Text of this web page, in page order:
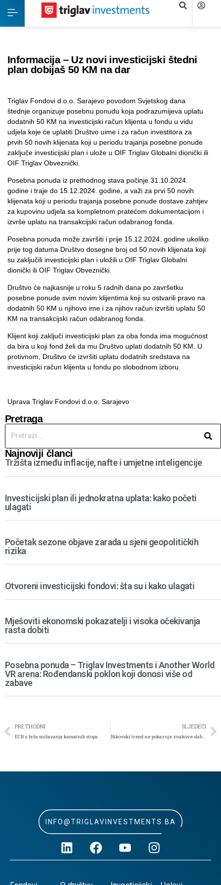
Informacija – Uz novi investicijski štedni
plan dobijaš 50 KM na dar
Triglav Fondovi d.o.o. Sarajevo povodom Svjetskog dana
štednje organizuje posebnu ponudu koja podrazumijeva uplatu
dodatnih 50 KM na investicijski račun klijenta u fondu u vidu
udjela koje će uplatiti Društvo uime i za račun investitora za
prvih 50 novih klijenata koji u periodu trajanja posebne ponude
zaključe investicijski plan i ulože u OIF Triglav Globalni dionički ili
OIF Triglav Obveznički.
Posebna ponuda iz prethodnog stava počinje 31.10.2024.
godine i traje do 15.12.2024. godine, a važi za prvi 50 novih
klijenata koji u periodu trajanja posebne ponude dostave zahtjev
za kupovinu udjela sa kompletnom pratećom dokumentacijom i
izvrše uplatu na transakcijski račun odabranog fonda.
Posebna ponuda može završiti i prije 15.12.2024. godine ukoliko
prije tog datuma Društvo dosegne broj od 50 novih klijenata koji
su zaključili investicijski plan i uložili u OIF Triglav Globalni
dionički ili OIF Triglav Obveznički.
Društvo će najkasnije u roku 5 radnih dana po završetku
posebne ponude svim novim klijentima koji su ostvarili pravo na
dodatnih 50 KM u njihovo ime i za njihov račun izvršiti uplatu 50
KM na transakcijski račun odabranog fonda.
Klijent koji zaključi investicijski plan za oba fonda ima mogućnost
da bira u koji fond želi da mu Društvo uplati dodatnih 50 KM. U
protivnom, Društvo će izvršiti uplatu dodatnih sredstava na
investicijski račun klijenta u fondu po slobodnom izboru.
Uprava Triglav Fondovi d.o.o. Sarajevo
Pretraga
Najnoviji članci
Tržišta između inflacije, nafte i umjetne inteligencije
Investicijski plan ili jednokratna uplata: kako početi
ulagati
Početak sezone objave zarada u sjeni geopolitičkih
rizika
Otvoreni investicijski fondovi: šta su i kako ulagati
Mješoviti ekonomski pokazatelji i visoka očekivanja
rasta dobiti
Posebna ponuda – Triglav Investments i Another World
VR arena: Rođendanski poklon koji donosi više od
zabave
PRETHODNI
ECB u brža snižavanja kamatnih stopa
SLJEDEĆI
Bikovski trend ne pokazuje znakove slabosti
INFO@TRIGLAVINVESTMENTS.BA